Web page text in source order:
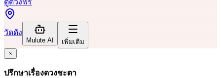
ดูดวงฟรี
วัดดัง
Mulute AI เพิ่มเติม
ปรึกษาเรื่องดวงชะตา